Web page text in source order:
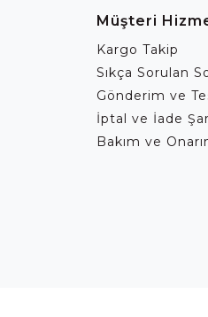
Müşteri
Kargo Takip
Sıkça Sorulan
Gönderim ve
İptal ve İade
Bakım ve